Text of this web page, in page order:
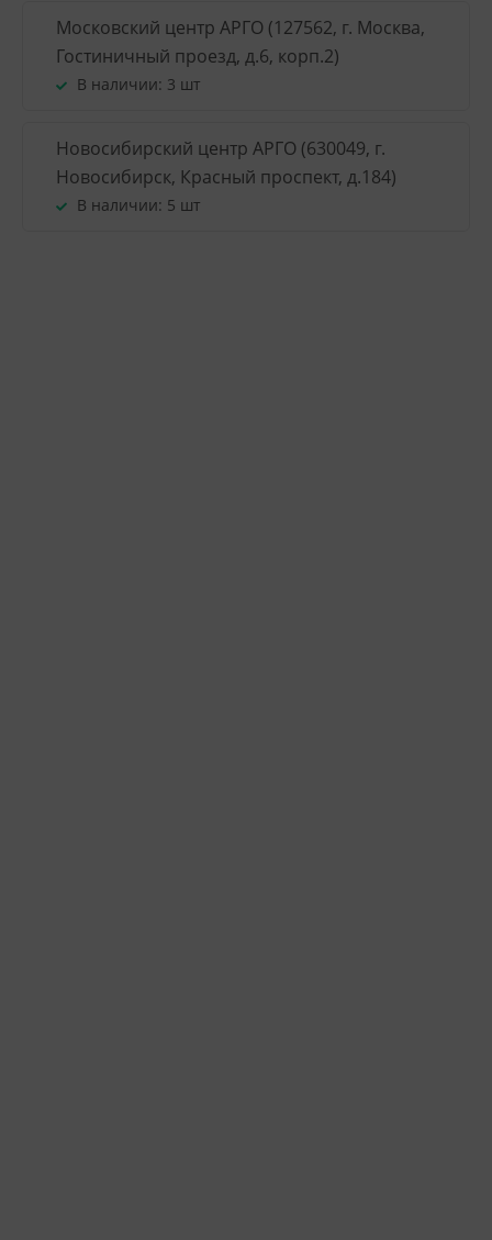
Московский центр АРГО (127562, г. Москва,
Гостиничный проезд, д.6, корп.2)
В наличии: 3 шт
Новосибирский центр АРГО (630049, г.
Новосибирск, Красный проспект, д.184)
В наличии: 5 шт